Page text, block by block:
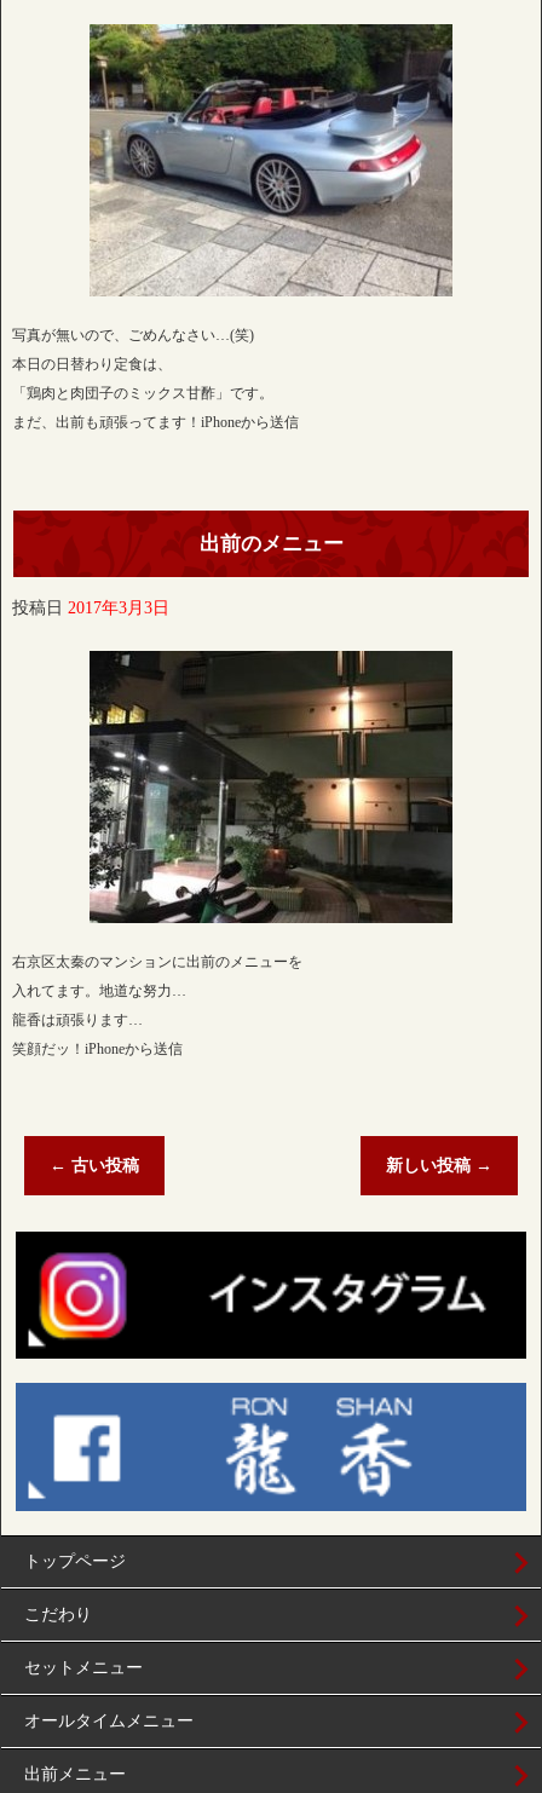
写真が無いので、ごめんなさい…(笑)
本日の日替わり定食は、
「鶏肉と肉団子のミックス甘酢」です。
まだ、出前も頑張ってます！iPhoneから送信
出前のメニュー
投稿日 2017年3月3日
右京区太秦のマンションに出前のメニューを
入れてます。地道な努力…
龍香は頑張ります…
笑顔だッ！iPhoneから送信
← 古い投稿 新しい投稿 →
トップページ
こだわり
セットメニュー
オールタイムメニュー
出前メニュー